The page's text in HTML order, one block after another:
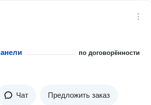
по договорённости
Чат Предложить заказ